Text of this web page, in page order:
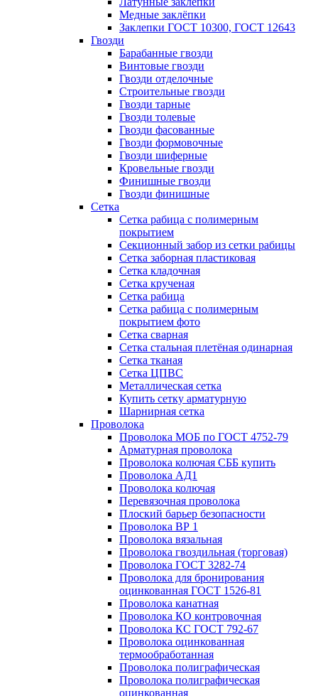
Медные заклёпки
Заклепки ГОСТ 10300, ГОСТ 12643
Гвозди
Барабанные гвозди
Винтовые гвозди
Гвозди отделочные
Строительные гвозди
Гвозди тарные
Гвозди толевые
Гвозди фасованные
Гвозди формовочные
Гвозди шиферные
Кровельные гвозди
Финишные гвозди
Гвозди финишные
Сетка
Сетка рабица с полимерным
покрытием
Секционный забор из сетки рабицы
Сетка заборная пластиковая
Сетка кладочная
Сетка крученая
Сетка рабица
Сетка рабица с полимерным
покрытием фото
Сетка сварная
Сетка стальная плетёная одинарная
Сетка тканая
Сетка ЦПВС
Металлическая сетка
Купить сетку арматурную
Шарнирная сетка
Проволока
Проволока МОБ по ГОСТ 4752-79
Арматурная проволока
Проволока колючая СББ купить
Проволока АД1
Проволока колючая
Перевязочная проволока
Плоский барьер безопасности
Проволока ВР 1
Проволока вязальная
Проволока гвоздильная (торговая)
Проволока ГОСТ 3282-74
Проволока для бронирования
оцинкованная ГОСТ 1526-81
Проволока канатная
Проволока КО контровочная
Проволока КС ГОСТ 792-67
Проволока оцинкованная
термообработанная
Проволока полиграфическая
Проволока полиграфическая
оцинкованная